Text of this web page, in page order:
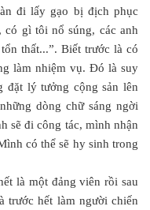
đi lấy gạo bị địch phục
gì tôi nổ súng, các anh
thất...”. Biết trước là có
làm nhiệm vụ. Đó là suy
đặt lý tưởng cộng sản lên
dòng chữ sáng ngời
sẽ đi công tác, mình nhận
có thể sẽ hy sinh trong
là một đảng viên rồi sau
trước hết làm người chiến